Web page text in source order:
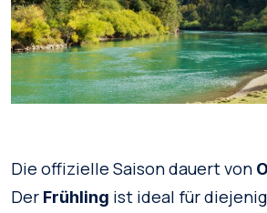
Die offizielle Saison dauert von
Der Frühling ist ideal für